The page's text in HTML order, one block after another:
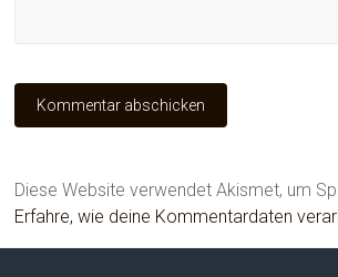
Diese Website verwendet Akismet, um
Erfahre, wie deine Kommentardaten